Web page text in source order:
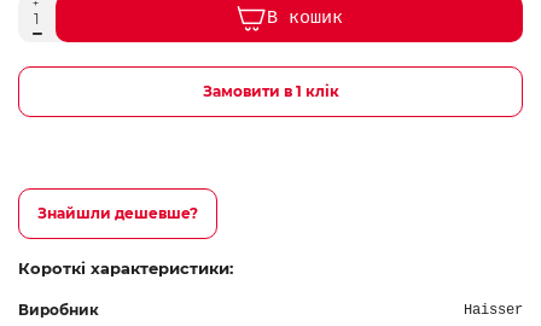
В кошик
Замовити в 1 клік
Знайшли дешевше?
Короткі характеристики:
Виробник Haisser